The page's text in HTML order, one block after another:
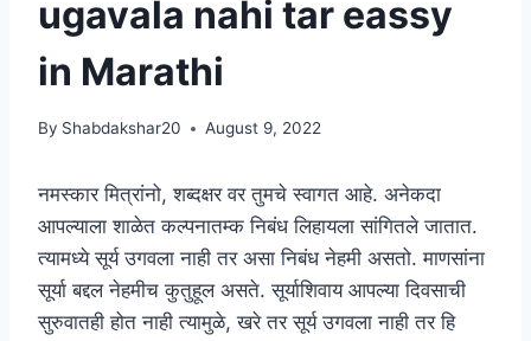
ugavala nahi tar eassy
in Marathi
By Shabdakshar20 August 9, 2022
नमस्कार मित्रांनो, शब्दक्षर वर तुमचे स्वागत आहे. अनेकदा
आपल्याला शाळेत कल्पनातम्क निबंध लिहायला सांगितले जातात.
त्यामध्ये सूर्य उगवला नाही तर असा निबंध नेहमी असतो. माणसांना
सूर्या बद्दल नेहमीच कुतुहूल असते. सूर्याशिवाय आपल्या दिवसाची
सुरुवातही होत नाही त्यामुळे, खरे तर सूर्य उगवला नाही तर हि